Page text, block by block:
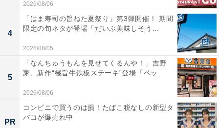
次ページ デニーズ公式Xの投稿も見る
2026/08/06
4
「はま寿司の旨ねた夏祭り」第3弾開催！ 期間
限定の旬ネタが登場「だいぶ美味しそう...
2026/08/05
5
「なんちゅうもんを見せてくるんや！」吉野
家、新作“極旨牛鉄板ステーキ”登場「ペッ...
2026/08/06
PR
コンビニで買うのは損！たばこ税なしの新型タ
バコが爆売れ中